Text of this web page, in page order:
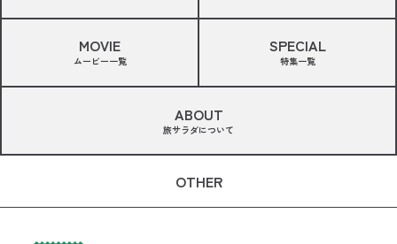
MOVIE
ムービー一覧
SPECIAL
特集一覧
ABOUT
旅サラダについて
OTHER